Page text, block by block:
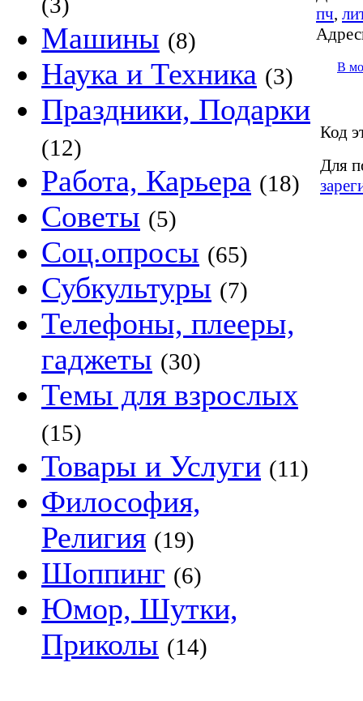
Машины (8)
Наука и Техника (3)
Праздники, Подарки
(12)
Работа, Карьера (18)
Советы (5)
Соц.опросы (65)
Субкультуры (7)
Телефоны, плееры,
гаджеты (30)
Темы для взрослых
(15)
Товары и Услуги (11)
Философия,
Религия (19)
Шоппинг (6)
Юмор, Шутки,
Приколы (14)
пч,
В
Код
Для